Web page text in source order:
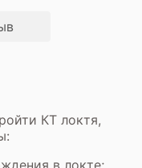
КТ локтя,
в локте;